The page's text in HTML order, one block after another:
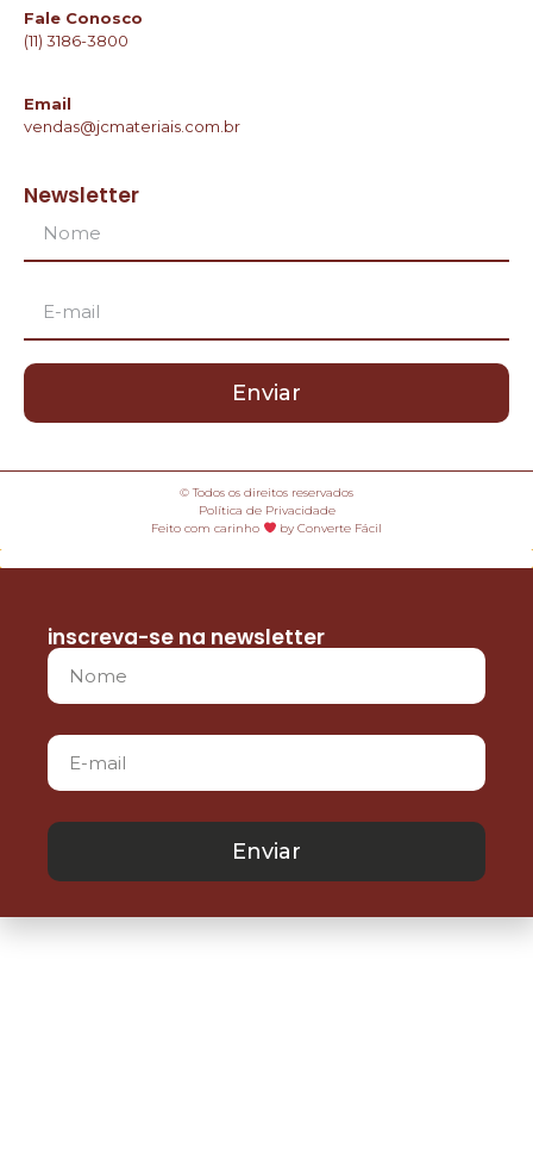
Fale Conosco
(11) 3186-3800
Email
vendas@jcmateriais.com.br
Newsletter
Enviar
© Todos os direitos reservados
Política de Privacidade
Feito com carinho
by Converte Fácil
inscreva-se na newsletter
Enviar